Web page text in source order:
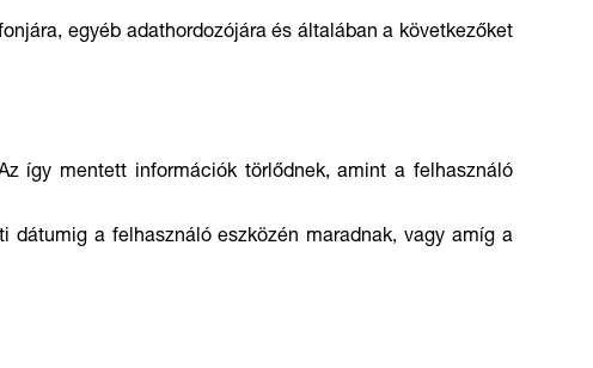
egyéb adathordozójára és általában a következőket
így mentett információk törlődnek, amint a felhasználó
dátumig a felhasználó eszközén maradnak, vagy amíg a